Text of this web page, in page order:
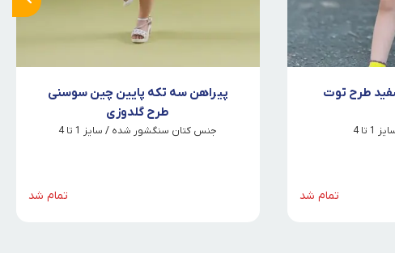
طرح توت
4
تمام شد
پیراهن سه تکه پایین چین سوسنی
طرح گلدوزی
جنس کتان سنگشور شده / سایز 1 تا 4
تمام شد